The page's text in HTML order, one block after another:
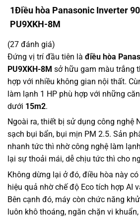
1Điều hòa Panasonic Inverter
PU9XKH-8M
(27 đánh giá)
Đứng vị trí đầu tiên là điều hòa
PU9XKH-8M sở hữu gam màu trắng
hợp với nhiều không gian nội thất.
làm lạnh 1 HP phù hợp với những
dưới 15m2.
Ngoài ra, thiết bị sử dụng công nghệ
sạch bụi bẩn, bụi mịn PM 2.5. Sản
nhanh tức thì nhờ công nghệ làm
lại sự thoải mái, dễ chịu tức thì cho
Không dừng lại ở đó, điều hòa này
hiệu quả nhờ chế độ Eco tích hợp AI
Bên cạnh đó, máy còn chức năng
luôn khô thoáng, ngăn chặn vi